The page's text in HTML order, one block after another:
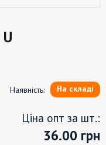
Наявність: На складі
Ціна опт за шт.:
36.00 грн